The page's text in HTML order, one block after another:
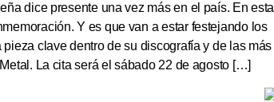
dice presente una vez más en el país. En esta
Y es que van a estar festejando los
clave dentro de su discografía y de las más
La cita será el sábado 22 de agosto […]